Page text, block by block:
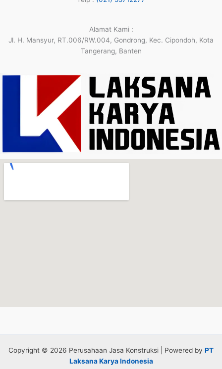
Alamat Kami :
Jl. H. Mansyur, RT.006/RW.004, Gondrong, Kec. Cipondoh, Kota
Tangerang, Banten
Copyright © 2026 Perusahaan Jasa Konstruksi | Powered by PT
Laksana Karya Indonesia